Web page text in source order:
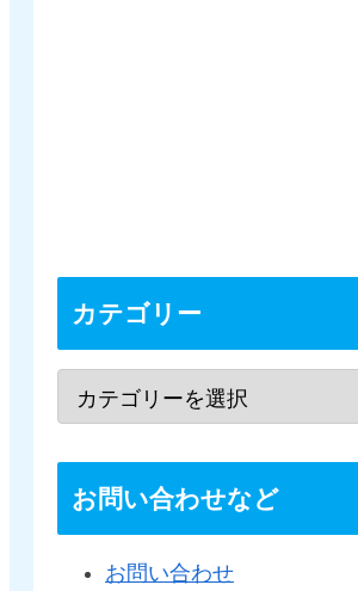
カテゴリー
お問い合わせなど
お問い合わせ